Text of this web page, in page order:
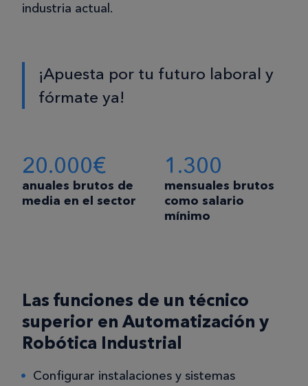
industria actual.
¡Apuesta por tu futuro laboral y
fórmate ya!
20.000€
anuales brutos de
media en el sector
1.300
mensuales brutos
como salario
mínimo
Las funciones de un técnico
superior en Automatización y
Robótica Industrial
Configurar instalaciones y sistemas